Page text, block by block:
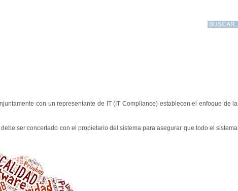
con un representante de IT (IT Compliance) establecen el enfoque de la
ser concertado con el propietario del sistema para asegurar que todo el sistema